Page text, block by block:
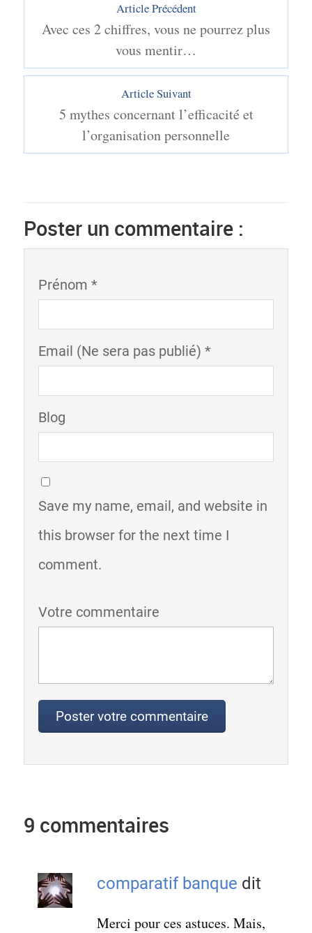
Article Précédent
Avec ces 2 chiffres, vous ne pourrez plus
vous mentir…
Article Suivant
5 mythes concernant l’efficacité et
l’organisation personnelle
Poster un commentaire :
Prénom *
Email (Ne sera pas publié) *
Blog
Save my name, email, and website in
this browser for the next time I
comment.
Votre commentaire
9 commentaires
comparatif banque dit
Merci pour ces astuces. Mais,